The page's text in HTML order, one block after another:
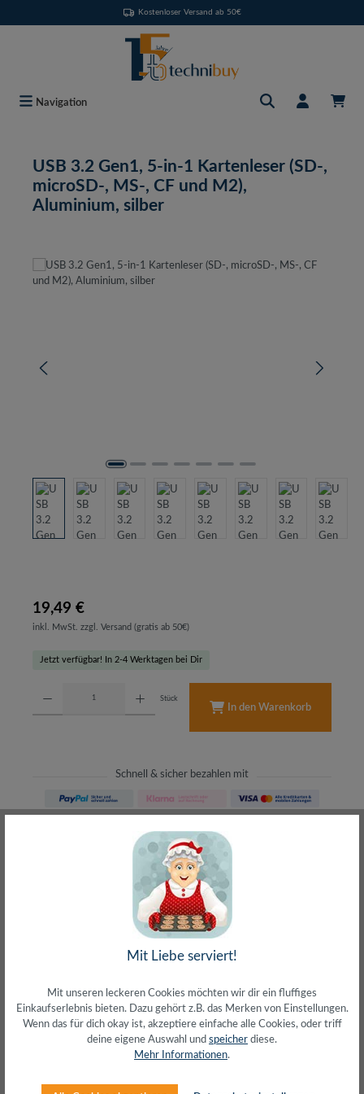
Kostenloser Versand ab 50€
Navigation
USB 3.2 Gen1, 5-in-1 Kartenleser (SD-,
microSD-, MS-, CF und M2),
Aluminium, silber
Bildergalerie überspringen
19,49 €
inkl. MwSt. zzgl. Versand (gratis ab 50€)
Jetzt verfügbar! In 2-4 Werktagen bei Dir
Stück
In den Warenkorb
Schnell & sicher bezahlen mit
Schneller Versand
meist direkt aus Waiblingen
30 Tage Rückgaberecht
ohne Risiko bestellen
– Frag den Profi!
kostenlos und persönlich
wir wissen von was wir sprechen
Kartenleser perfekt zum Mitnehmen für
Mit Liebe serviert!
Mit unseren leckeren Cookies möchten wir dir ein fluffiges
Einkaufserlebnis bieten. Dazu gehört z.B. das Merken von Einstellungen.
Wenn das für dich okay ist, akzeptiere einfache alle Cookies, oder triff
deine eigene Auswahl und speicher diese.
Mehr Informationen.